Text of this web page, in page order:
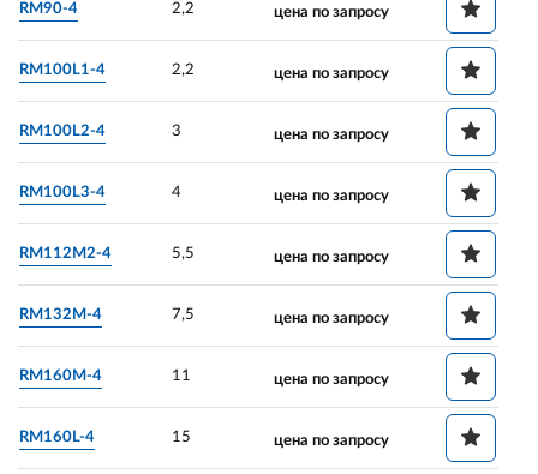
RM90-4 2,2 цена по запросу
RM100L1-4 2,2 цена по запросу
RM100L2-4 3 цена по запросу
RM100L3-4 4 цена по запросу
RM112M2-4 5,5 цена по запросу
RM132M-4 7,5 цена по запросу
RM160M-4 11 цена по запросу
RM160L-4 15 цена по запросу